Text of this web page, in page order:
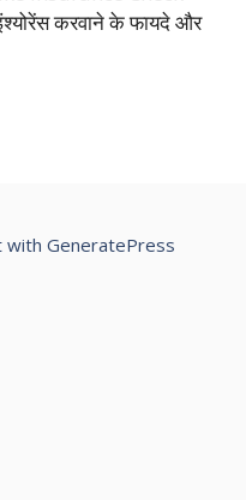
करवाने के फायदे और
with GeneratePress